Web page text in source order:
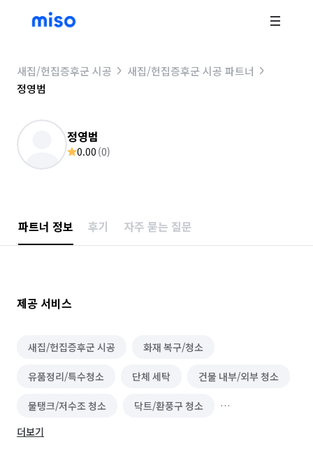
새집/헌집증후군 시공
새집/헌집증후군 시공 파트너
정영범
정영범
0.00 (0)
파트너 정보 후기 자주 묻는 질문
제공 서비스
새집/헌집증후군 시공 화재 복구/청소
유품정리/특수청소 단체 세탁 건물 내부/외부 청소
물탱크/저수조 청소 닥트/환풍구 청소
이사청소/입주청소
더보기